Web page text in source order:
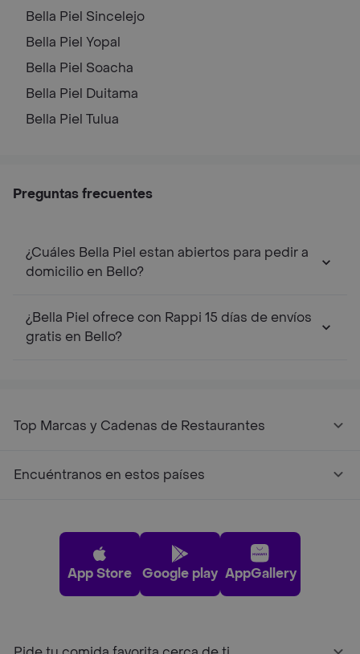
Bella Piel Sincelejo
Bella Piel Yopal
Bella Piel Soacha
Bella Piel Duitama
Bella Piel Tulua
Preguntas frecuentes
¿Cuáles Bella Piel estan abiertos para pedir a
domicilio en Bello?
¿Bella Piel ofrece con Rappi 15 días de envíos
gratis en Bello?
Top Marcas y Cadenas de Restaurantes
Encuéntranos en estos países
App Store Google play AppGallery